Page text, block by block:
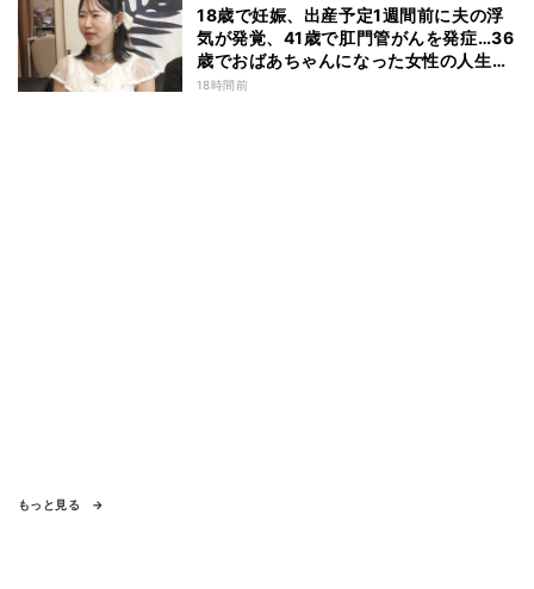
18歳で妊娠、出産予定1週間前に夫の浮
気が発覚、41歳で肛門管がんを発症…36
歳でおばあちゃんになった女性の人生に
島田珠代も思わず涙 『愛のハイエナ
18時間前
もっと見る